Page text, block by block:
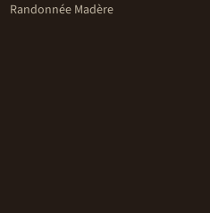
Randonnée Madère